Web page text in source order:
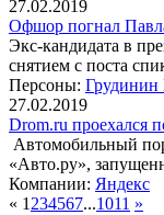
27.02.2019
Офшор погнал
Экс-кандидата в
снятием с поста
Персоны: Грудинин
27.02.2019
Drom.ru проехался
Автомобильный
«Авто.ру»,
Компании: Яндекс
« 1 234567...1011 »